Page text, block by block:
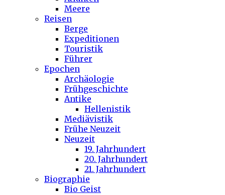
Meere
Reisen
Berge
Expeditionen
Touristik
Führer
Epochen
Archäologie
Frühgeschichte
Antike
Hellenistik
Mediävistik
Frühe Neuzeit
Neuzeit
19. Jahrhundert
20. Jahrhundert
21. Jahrhundert
Biographie
Bio Geist